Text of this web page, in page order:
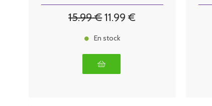
15.99€11.99 €
En stock